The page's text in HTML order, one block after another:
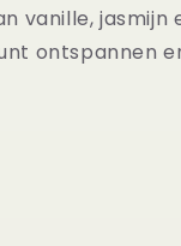
vanille, jasmijn
ontspannen